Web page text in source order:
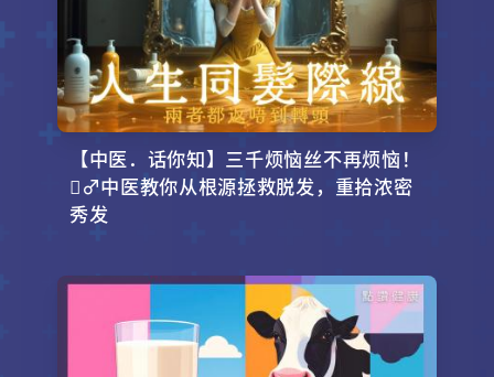
【中医．话你知】三千烦恼丝不再烦恼！
‍♂️中医教你从根源拯救脱发，重拾浓密
秀发